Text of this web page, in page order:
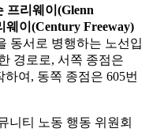
프리웨이(Glenn
웨이(Century Freeway)
동서로 병행하는 노선입
경로로, 서쪽 종점은
여, 동쪽 종점은 605번
니티 노동 행동 위원회